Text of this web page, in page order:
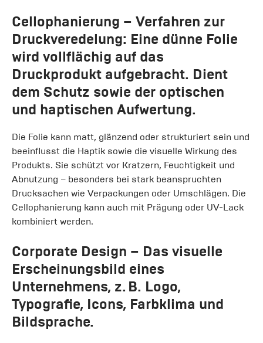
Cellophanierung – Verfahren zur
Druckveredelung: Eine dünne Folie
wird vollflächig auf das
Druckprodukt aufgebracht. Dient
dem Schutz sowie der optischen
und haptischen Aufwertung.
Die Folie kann matt, glänzend oder strukturiert sein und
beeinflusst die Haptik sowie die visuelle Wirkung des
Produkts. Sie schützt vor Kratzern, Feuchtigkeit und
Abnutzung – besonders bei stark beanspruchten
Drucksachen wie Verpackungen oder Umschlägen. Die
Cellophanierung kann auch mit Prägung oder UV-Lack
kombiniert werden.
Corporate Design – Das visuelle
Erscheinungsbild eines
Unternehmens, z. B. Logo,
Typografie, Icons, Farbklima und
Bildsprache.